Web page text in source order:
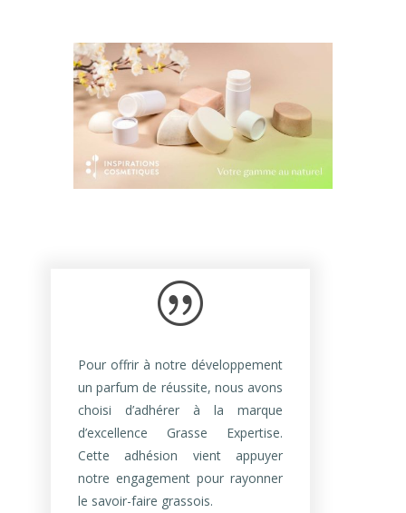
|
Pour offrir à notre développement
un parfum de réussite, nous avons
choisi d’adhérer à la marque
d’excellence Grasse Expertise.
Cette adhésion vient appuyer
notre engagement pour rayonner
le savoir-faire grassois.